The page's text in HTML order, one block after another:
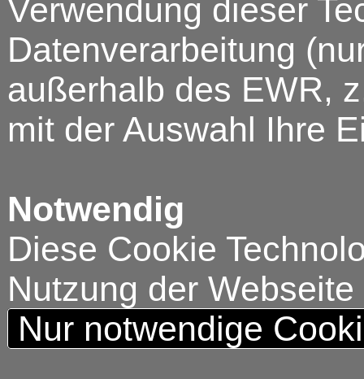
Verwendung dieser
Datenverarbeitung
außerhalb des EWR,
mit der Auswahl Ihre
Notwendig
Diese Cookie
Nutzung der
Nur notwendige